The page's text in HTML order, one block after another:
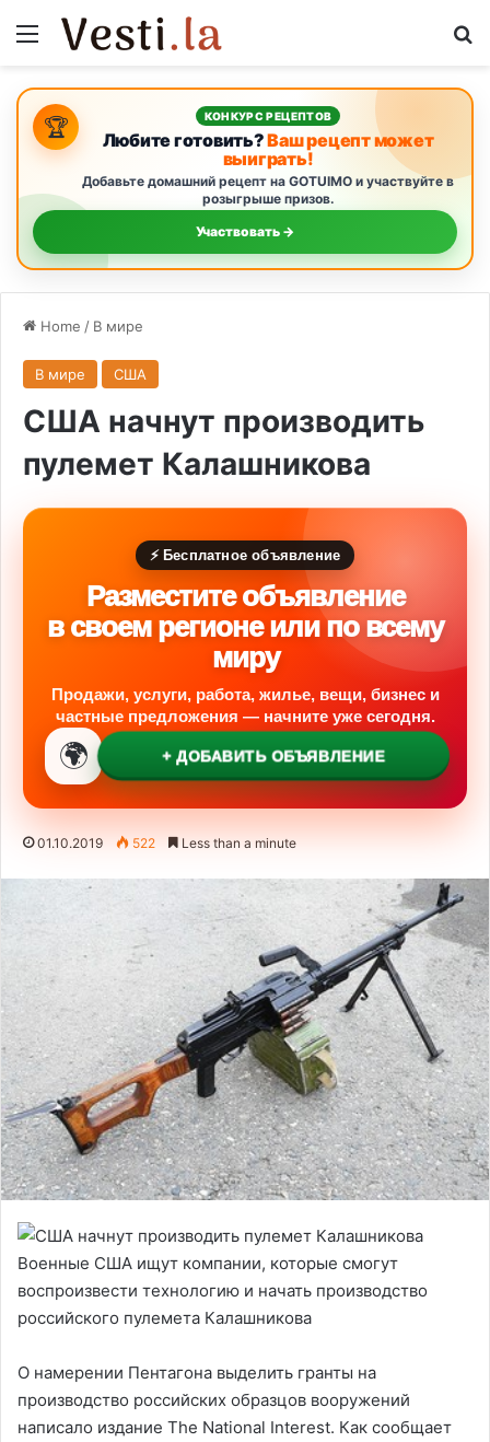
Menu
🏆 КОНКУРС РЕЦЕПТОВ
Любите готовить?Ваш рецепт может
выиграть!
Добавьте домашний рецепт на GOTUIMO и участвуйте в
розыгрыше призов.
Участвовать →
Home / В мире
В мире США
США начнут производить
пулемет Калашникова
⚡ Бесплатное объявление
Разместите объявление
в своем регионе или по всему
миру
Продажи, услуги, работа, жилье, вещи, бизнес и
частные предложения — начните уже сегодня.
🌍 + ДОБАВИТЬ ОБЪЯВЛЕНИЕ
01.10.2019 522 Less than a minute
Военные США ищут компании, которые смогут
воспроизвести технологию и начать производство
российского пулемета Калашникова
О намерении Пентагона выделить гранты на
производство российских образцов вооружений
написало издание The National Interest. Как сообщает